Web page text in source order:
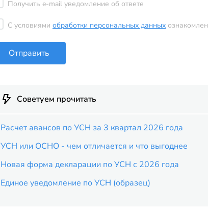
Получить e-mail уведомление об ответе
С условиями обработки персональных данных ознакомлен
Отправить
Советуем прочитать
Расчет авансов по УСН за 3 квартал 2026 года
УСН или ОСНО - чем отличается и что выгоднее
Новая форма декларации по УСН с 2026 года
Единое уведомление по УСН (образец)